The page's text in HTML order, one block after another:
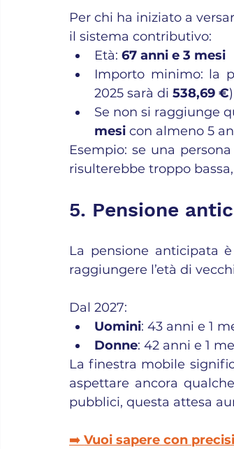
Per chi ha iniziato a
il sistema contributivo:
Età: 67 anni e 3 mesi
Importo minimo: la
2025 sarà di 538,69 €)
Se non si raggiunge
mesi con almeno 5
Esempio: se una
risulterebbe troppo
5. Pensione
La pensione anticipata
raggiungere l’età di
Dal 2027:
Uomini: 43 anni e 1
Donne: 42 anni e 1
La finestra mobile
aspettare ancora
pubblici, questa attesa
➡️ Vuoi sapere con